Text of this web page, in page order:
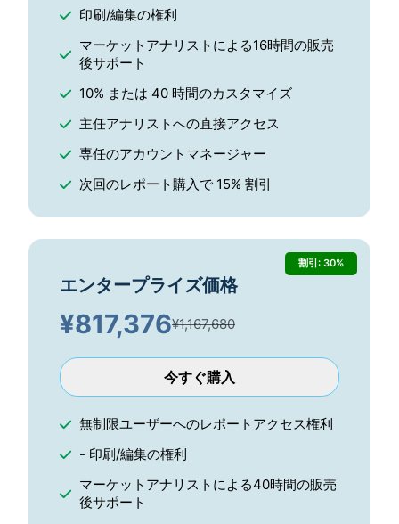
印刷/編集の権利
マーケットアナリストによる16時間の販売
後サポート
10% または 40 時間のカスタマイズ
主任アナリストへの直接アクセス
専任のアカウントマネージャー
次回のレポート購入で 15% 割引
割引: 30%
エンタープライズ価格
¥817,376¥1,167,680
今すぐ購入
無制限ユーザーへのレポートアクセス権利
- 印刷/編集の権利
マーケットアナリストによる40時間の販売
後サポート